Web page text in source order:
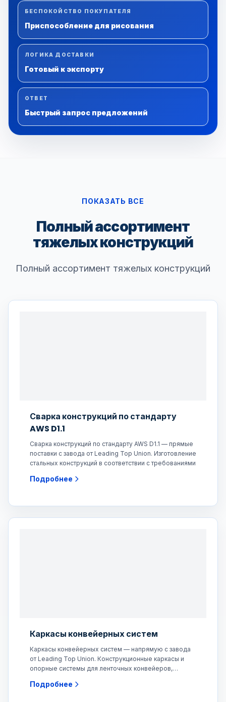
БЕСПОКОЙСТВО ПОКУПАТЕЛЯ
Приспособление для рисования
ЛОГИКА ДОСТАВКИ
Готовый к экспорту
ОТВЕТ
Быстрый запрос предложений
ПОКАЗАТЬ ВСЕ
Полный ассортимент
тяжелых конструкций
Полный ассортимент тяжелых конструкций
Сварка конструкций по стандарту
AWS D1.1
Сварка конструкций по стандарту AWS D1.1 — прямые
поставки с завода от Leading Top Union. Изготовление
стальных конструкций в соответствии с требованиями
Подробнее
Каркасы конвейерных систем
Каркасы конвейерных систем — напрямую с завода
от Leading Top Union. Конструкционные каркасы и
опорные системы для ленточных конвейеров,
Подробнее